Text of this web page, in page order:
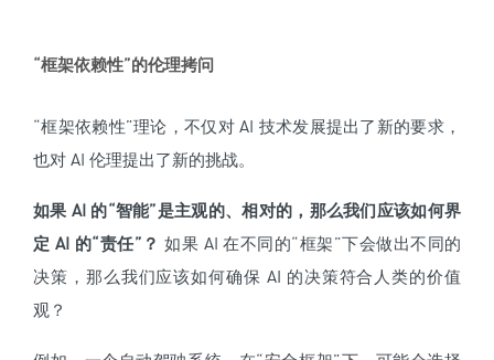
“框架依赖性”的伦理拷问
“框架依赖性”理论，不仅对 AI 技术发展提出了新的要求，
也对 AI 伦理提出了新的挑战。
如果 AI 的“智能”是主观的、相对的，那么我们应该如何界
定 AI 的“责任”？ 如果 AI 在不同的“框架”下会做出不同的
决策，那么我们应该如何确保 AI 的决策符合人类的价值
观？